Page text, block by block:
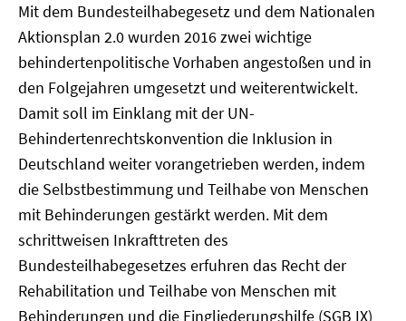
Mit dem Bundesteilhabegesetz und dem Nationalen
Aktionsplan 2.0 wurden 2016 zwei wichtige
behindertenpolitische Vorhaben angestoßen und in
den Folgejahren umgesetzt und weiterentwickelt.
Damit soll im Einklang mit der UN-
Behindertenrechtskonvention die Inklusion in
Deutschland weiter vorangetrieben werden, indem
die Selbstbestimmung und Teilhabe von Menschen
mit Behinderungen gestärkt werden. Mit dem
schrittweisen Inkrafttreten des
Bundesteilhabegesetzes erfuhren das Recht der
Rehabilitation und Teilhabe von Menschen mit
Behinderungen und die Eingliederungshilfe (SGB IX)